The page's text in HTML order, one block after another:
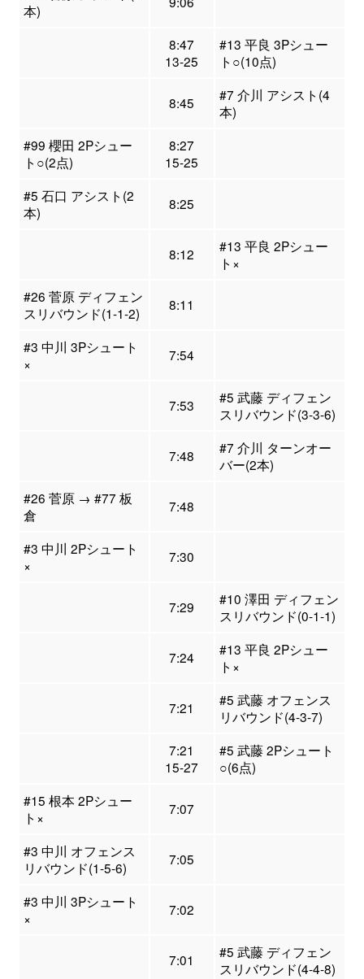
本)
8:47
13-25
#13 平良 3Pシュー
ト○(10点)
8:45
#7 介川 アシスト(4
本)
#99 櫻田 2Pシュー
ト○(2点)
8:27
15-25
#5 石口 アシスト(2
本)
8:25
8:12
#13 平良 2Pシュー
ト×
#26 菅原 ディフェン
スリバウンド(1-1-2)
8:11
#3 中川 3Pシュート
×
7:54
7:53
#5 武藤 ディフェン
スリバウンド(3-3-6)
7:48
#7 介川 ターンオー
バー(2本)
#26 菅原 → #77 板
倉
7:48
#3 中川 2Pシュート
×
7:30
7:29
#10 澤田 ディフェン
スリバウンド(0-1-1)
7:24
#13 平良 2Pシュー
ト×
7:21
#5 武藤 オフェンス
リバウンド(4-3-7)
7:21
15-27
#5 武藤 2Pシュート
○(6点)
#15 根本 2Pシュー
ト×
7:07
#3 中川 オフェンス
リバウンド(1-5-6)
7:05
#3 中川 3Pシュート
×
7:02
7:01
#5 武藤 ディフェン
スリバウンド(4-4-8)